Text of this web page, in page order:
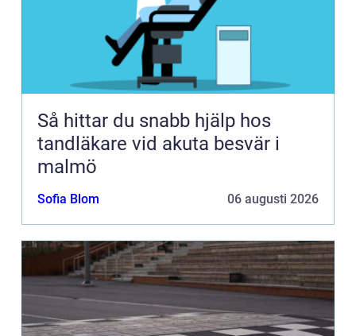
Så hittar du snabb hjälp hos
tandläkare vid akuta besvär i
malmö
Sofia Blom 06 augusti 2026